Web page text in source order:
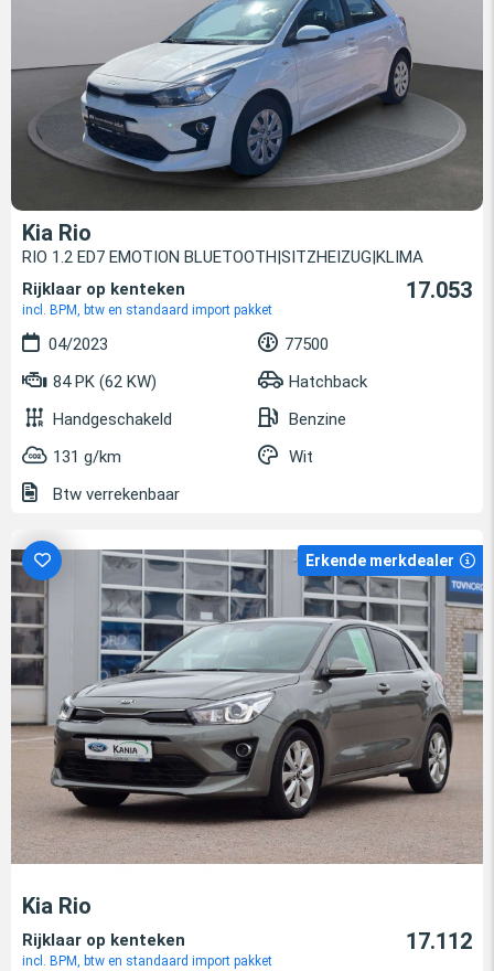
Kia Rio
RIO 1.2 ED7 EMOTION BLUETOOTH|SITZHEIZUG|KLIMA
Rijklaar op kenteken
incl. BPM, btw en standaard import pakket
17.053
04/2023
77500
84 PK (62 KW)
Hatchback
Handgeschakeld
Benzine
131 g/km
Wit
Btw verrekenbaar
Erkende merkdealer
Kia Rio
Rijklaar op kenteken
incl. BPM, btw en standaard import pakket
17.112